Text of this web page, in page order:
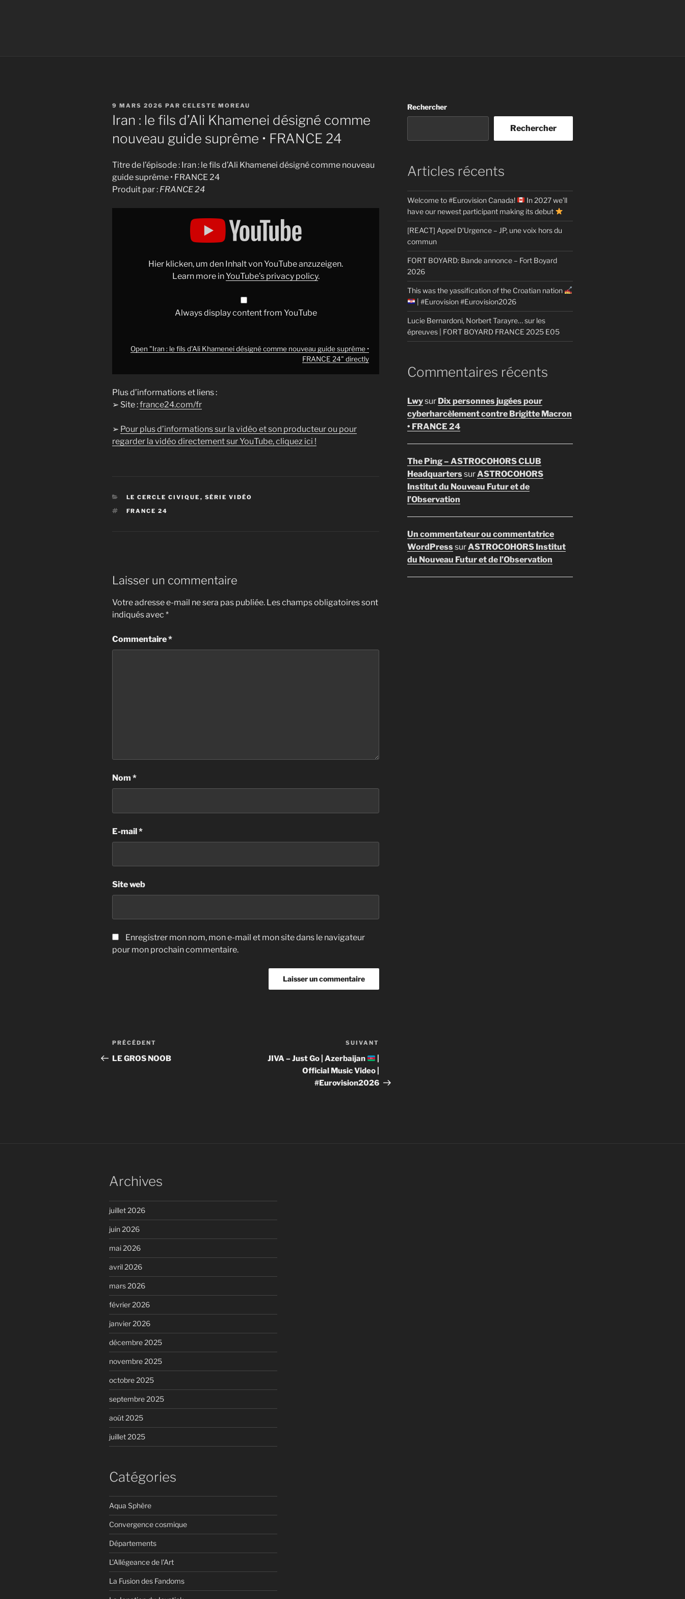
PUBLIÉ
LE
9 MARS 2026 PAR CELESTE MOREAU
Iran : le fils d’Ali Khamenei désigné comme
nouveau guide suprême • FRANCE 24
Titre de l’épisode : Iran : le fils d’Ali Khamenei désigné comme nouveau
guide suprême • FRANCE 24
Produit par : FRANCE 24
suprême
FRANCE
from
YouTube
Hier klicken, um den Inhalt von YouTube anzuzeigen.
Learn more inYouTube’s privacy policy.
Always display content from YouTube
Open "Iran : le fils d’Ali Khamenei désigné comme nouveau guide suprême •
FRANCE 24" directly
Plus d’informations et liens :
➢ Site :france24.com/fr
➢ Pour plus d’informations sur la vidéo et son producteur ou pour
regarder la vidéo directement sur YouTube, cliquez ici !
CATÉGORIES
LE CERCLE CIVIQUE , SÉRIE VIDÉO
ÉTIQUETTES
FRANCE 24
Laisser un commentaire
Votre adresse e-mail ne sera pas publiée. Les champs obligatoires sont
indiqués avec *
Commentaire*
Nom *
E-mail*
Site web
Enregistrer mon nom, mon e-mail et mon site dans le navigateur
pour mon prochain commentaire.
Navigation
de
Article
précédent
PRÉCÉDENT
LE GROS NOOB
SUIVANT
JIVA – Just Go | Azerbaijan
Official Music Video |
#Eurovision2026
Rechercher
Rechercher
Articles récents
Welcome to #Eurovision Canada!
In 2027 we’ll
have our newest participant making its debut
[REACT] Appel D’Urgence – JP, une voix hors du
commun
FORT BOYARD: Bande annonce – Fort Boyard
2026
This was the yassification of the Croatian nation
| #Eurovision #Eurovision2026
Lucie Bernardoni, Norbert Tarayre… sur les
épreuves | FORT BOYARD FRANCE 2025 E05
Commentaires récents
Lwysur Dix personnes jugées pour
cyberharcèlement contre Brigitte Macron
• FRANCE 24
The Ping – ASTROCOHORS CLUB
HeadquarterssurASTROCOHORS
Institut du Nouveau Futur et de
l’Observation
Un commentateur ou commentatrice
WordPresssurASTROCOHORS Institut
du Nouveau Futur et de l’Observation
Archives
juillet 2026
juin 2026
mai 2026
avril 2026
mars 2026
février 2026
janvier 2026
décembre 2025
novembre 2025
octobre 2025
septembre 2025
août 2025
juillet 2025
Catégories
Aqua Sphère
Convergence cosmique
Départements
L'Allégeance de l'Art
La Fusion des Fandoms